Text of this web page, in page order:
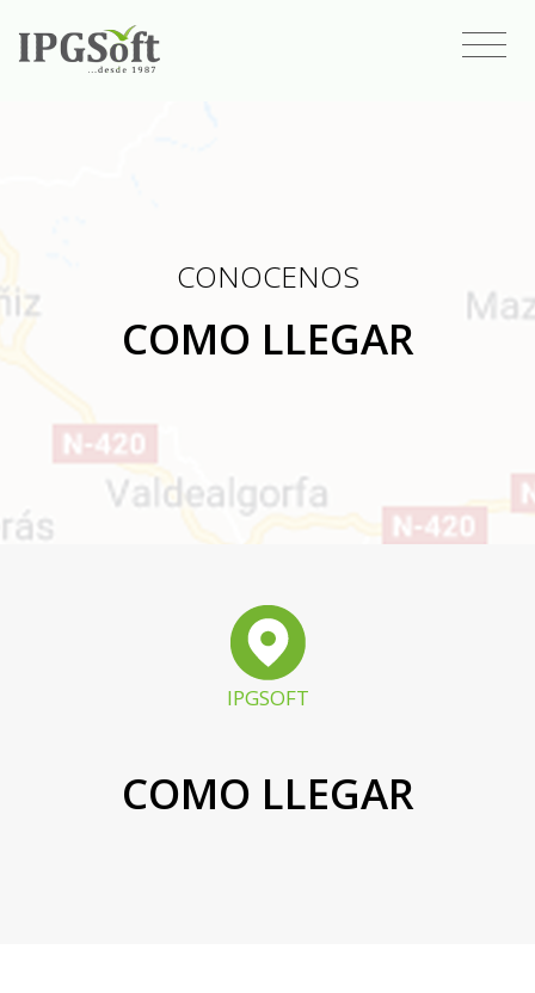
CONOCENOS
COMO LLEGAR
IPGSOFT
COMO LLEGAR